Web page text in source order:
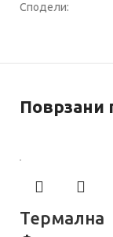
Сподели:
Поврзани
Термална